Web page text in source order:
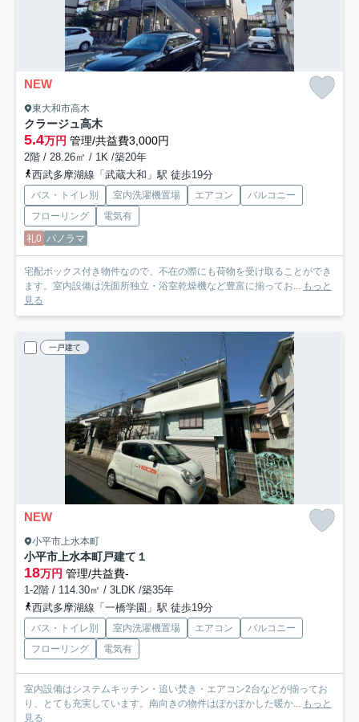
NEW
東大和市高木
クラージュ高木
5.4万円 管理/共益費3,000円
2階 / 28.26㎡ / 1K /築20年
西武多摩湖線「武蔵大和」駅 徒歩19分
バス・トイレ別 室内洗濯機置場 エアコン
バルコニー
フローリング
電気有
礼0 パノラマ
宅配ボックス付き物件なので、不在の際にも荷物を受け取ることができ
ます。室内設備は洗面所独立・浴室乾燥機など豊富に揃ってお... もっと
見る
一戸建て
NEW
小平市上水本町
小平市上水本町戸建て１
18万円 管理/共益費-
1-2階 / 114.30㎡ / 3LDK /築35年
西武多摩湖線「一橋学園」駅 徒歩19分
バス・トイレ別 室内洗濯機置場 エアコン
バルコニー
フローリング
電気有
室内設備はシステムキッチン・追い焚き・エアコン2台などが揃ってお
り、とても充実しています。南向きの物件はぽかぽかした暖か... もっと
見る